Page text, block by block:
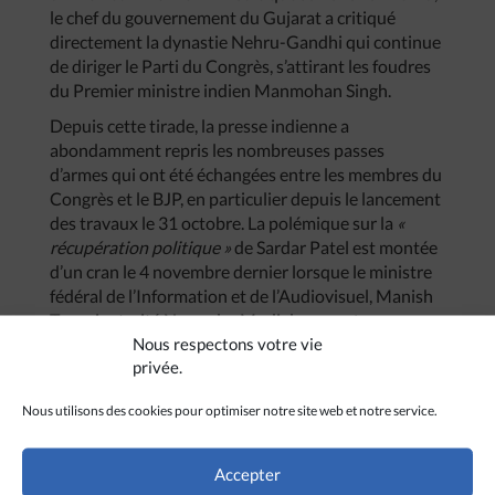
Nous respectons votre vie
privée.
Nous utilisons des cookies pour optimiser notre site web et notre service.
Accepter
le chef du gouvernement du Gujarat a critiqué
directement la dynastie Nehru-Gandhi qui continue
de diriger le Parti du Congrès, s’attirant les foudres
du Premier ministre indien Manmohan Singh.
Depuis cette tirade, la presse indienne a
abondamment repris les nombreuses passes
d’armes qui ont été échangées entre les membres du
Congrès et le BJP, en particulier depuis le lancement
des travaux le 31 octobre. La polémique sur la «
récupération politique » de Sardar Patel est montée
d’un cran le 4 novembre dernier lorsque le ministre
fédéral de l’Information et de l’Audiovisuel, Manish
Tewari, a traité Narendra Modi de« menteur
mégalomane et psychopathe »réécrivant l’histoire à
sa manière afin de faire croire à un prétendu
d’usurper l’héritage de Sardar Patel. L’Histoire est
témoin du fait que ceux qui n’ont aucune légitimité